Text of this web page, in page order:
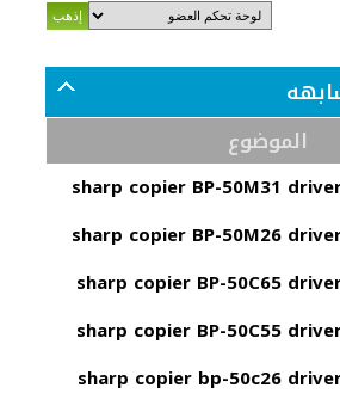
الموضوع
sharp copier BP-50M31
sharp copier BP-50M26
sharp copier BP-50C65
sharp copier BP-50C55
sharp copier bp-50c26